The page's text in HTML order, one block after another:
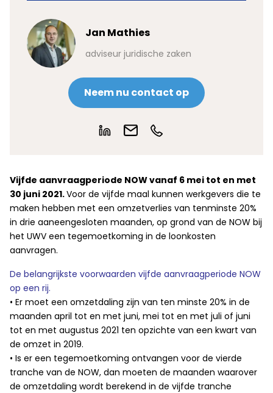
Jan Mathies
adviseur juridische zaken
Neem nu contact op
Vijfde aanvraagperiode NOW vanaf 6 mei tot en met
30 juni 2021.Voor de vijfde maal kunnen werkgevers die te
maken hebben met een omzetverlies van tenminste 20%
in drie aaneengesloten maanden, op grond van de NOW bij
het UWV een tegemoetkoming in de loonkosten
aanvragen.
De belangrijkste voorwaarden vijfde aanvraagperiode NOW
op een rij.
• Er moet een omzetdaling zijn van ten minste 20% in de
maanden april tot en met juni, mei tot en met juli of juni
tot en met augustus 2021 ten opzichte van een kwart van
de omzet in 2019.
• Is er een tegemoetkoming ontvangen voor de vierde
tranche van de NOW, dan moeten de maanden waarover
de omzetdaling wordt berekend in de vijfde tranche